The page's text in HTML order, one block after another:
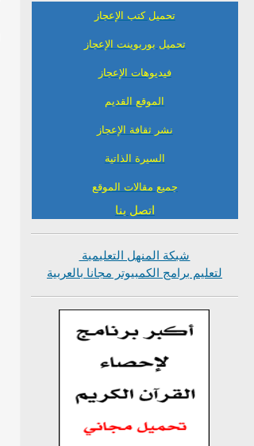
تحميل كتب الإعجاز
تحميل بوربوينت الإعجاز
فيديوهات الإعجاز
الموقع القديم
نشر ثقافة الإعجاز
السيرة الذاتية
جميع مقالات الموقع
اتصل بنا
شبكة المنهل التعليمية
لتعليم برامج الكمبيوتر مجانا بالعربية